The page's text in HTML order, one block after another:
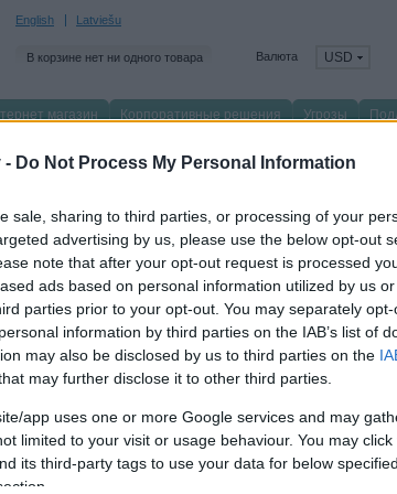
- Do Not Process My Personal Information
sale, sharing to third parties, or processing of your
advertising by us, please use the below opt-out
note that after your opt-out request is processed
ads based on personal information utilized by us
parties prior to your opt-out. You may separately
information by third parties on the IAB’s list of
may also be disclosed by us to third parties on the
may further disclose it to other third parties.
app uses one or more Google services and may
limited to your visit or usage behaviour. You may
its third-party tags to use your data for below
English Latviešu
В корзине нет ни одного товара Валюта USD
магазин Корпоративные решения Угрозы
Новости /
Продукты Бизнес События
в число номинантов на премию SC Awards Europe 2010
производитель систем защиты от вредоносного и
на премию известного международного IT-
о патентовании аппаратного антивируса
производитель систем защиты от вредоносного и